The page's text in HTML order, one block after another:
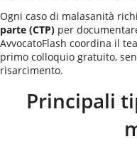
Ogni caso di malasanità
parte (CTP) per
AvvocatoFlash coordina il
primo colloquio gratuito,
risarcimento.
Principali